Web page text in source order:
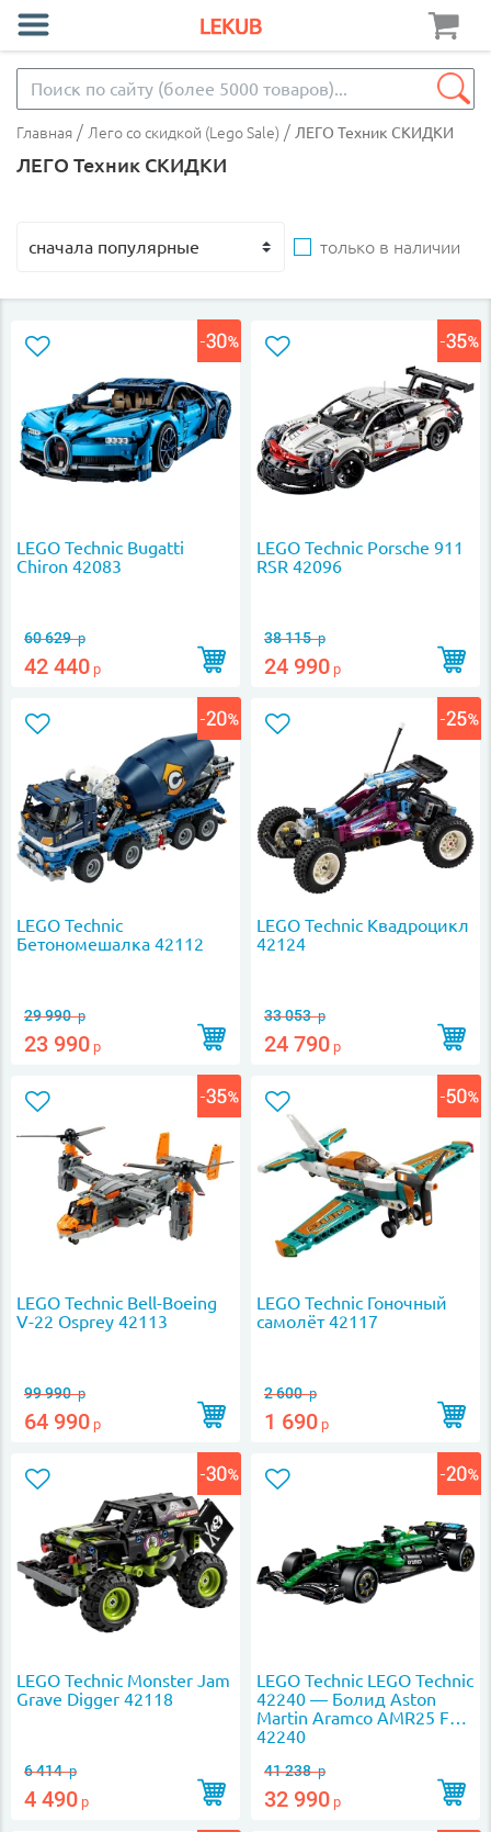
Главная / Лего со скидкой (Lego Sale) / ЛЕГО Техник СКИДКИ
ЛЕГО Техник СКИДКИ
только в наличии
LEGO Technic Bugatti
Chiron 42083
60 629р
42 440 р
LEGO Technic Porsche 911
RSR 42096
38 115р
24 990 р
LEGO Technic
Бетономешалка 42112
29 990р
23 990 р
LEGO Technic Квадроцикл
42124
33 053р
24 790 р
LEGO Technic Bell-Boeing
V-22 Osprey 42113
99 990р
64 990 р
LEGO Technic Гоночный
самолёт 42117
2 600р
1 690 р
LEGO Technic Monster Jam
Grave Digger 42118
6 414р
4 490 р
LEGO Technic LEGO Technic
42240 — Болид Aston
Martin Aramco AMR25 F1
42240
41 238р
32 990 р